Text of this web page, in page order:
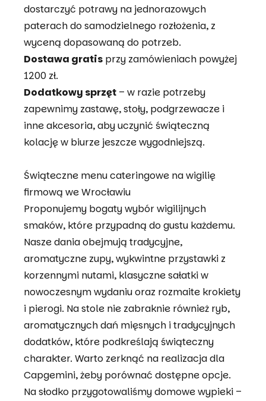
dostarczyć potrawy na jednorazowych
paterach do samodzielnego rozłożenia, z
wyceną dopasowaną do potrzeb.
Dostawa gratis przy zamówieniach powyżej
1200 zł.
Dodatkowy sprzęt – w razie potrzeby
zapewnimy zastawę, stoły, podgrzewacze i
inne akcesoria, aby uczynić świąteczną
kolację w biurze jeszcze wygodniejszą.
Świąteczne menu cateringowe na wigilię
firmową we Wrocławiu
Proponujemy bogaty wybór wigilijnych
smaków, które przypadną do gustu każdemu.
Nasze dania obejmują tradycyjne,
aromatyczne zupy, wykwintne przystawki z
korzennymi nutami, klasyczne sałatki w
nowoczesnym wydaniu oraz rozmaite krokiety
i pierogi. Na stole nie zabraknie również ryb,
aromatycznych dań mięsnych i tradycyjnych
dodatków, które podkreślają świąteczny
charakter. Warto zerknąć na realizacja dla
Capgemini, żeby porównać dostępne opcje.
Na słodko przygotowaliśmy domowe wypieki –